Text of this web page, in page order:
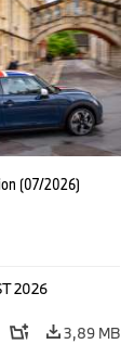
(07/2026)
2026
3,89 MB